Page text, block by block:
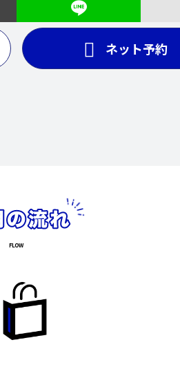
ネット予約